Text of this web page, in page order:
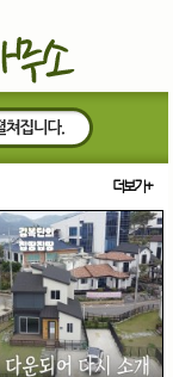
더보기+